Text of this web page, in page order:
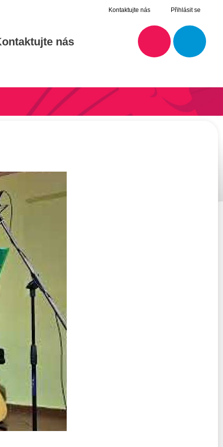
Kontaktujte nás Přihlásit se
nás